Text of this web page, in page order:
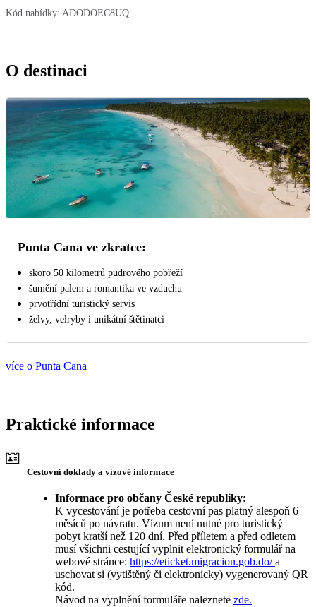
Kód nabídky: ADODOEC8UQ
O destinaci
Punta Cana ve zkratce:
skoro 50 kilometrů pudrového pobřeží
šumění palem a romantika ve vzduchu
prvotřídní turistický servis
želvy, velryby i unikátní štětinatci
více o Punta Cana
Praktické informace
Cestovní doklady a vízové informace
Informace pro občany České republiky:
K vycestování je potřeba cestovní pas platný alespoň 6
měsíců po návratu. Vízum není nutné pro turistický
pobyt kratší než 120 dní. Před příletem a před odletem
musí všichni cestující vyplnit elektronický formulář na
webové stránce: https://eticket.migracion.gob.do/a
uschovat si (vytištěný či elektronicky) vygenerovaný QR
kód.
Návod na vyplnění formuláře naleznete zde.